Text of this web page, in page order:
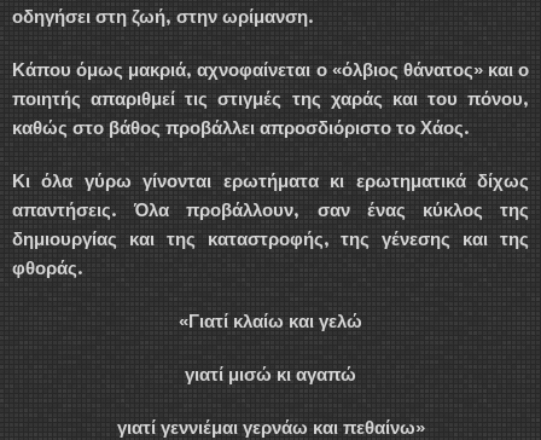
οδηγήσει στη ζωή, στην ωρίμανση.
Κάπου όμως μακριά, αχνοφαίνεται ο «όλβιος θάνατος» και ο
ποιητής απαριθμεί τις στιγμές της χαράς και του πόνου,
καθώς στο βάθος προβάλλει απροσδιόριστο το Χάος.
Κι όλα γύρω γίνονται ερωτήματα κι ερωτηματικά δίχως
απαντήσεις. Όλα προβάλλουν, σαν ένας κύκλος της
δημιουργίας και της καταστροφής, της γένεσης και της
φθοράς.
«Γιατί κλαίω και γελώ
γιατί μισώ κι αγαπώ
γιατί γεννιέμαι γερνάω και πεθαίνω»